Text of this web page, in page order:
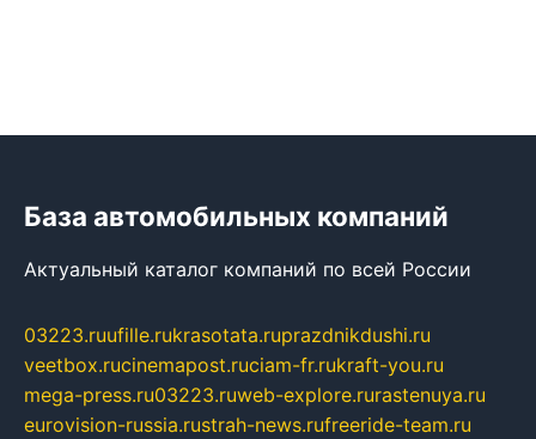
База автомобильных компаний
Актуальный каталог компаний по всей России
03223.ruufille.rukrasotata.ruprazdnikdushi.ru
veetbox.rucinemapost.ruciam-fr.rukraft-you.ru
mega-press.ru03223.ruweb-explore.rurastenuya.ru
eurovision-russia.rustrah-news.rufreeride-team.ru